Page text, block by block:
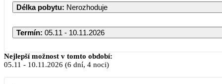
Délka pobytu: Nerozhoduje
Termín: 05.11 - 10.11.2026
Listopad 2026
PO ÚT ST ČT PÁ
Nejlepší možnost v tomto období:
05.11 - 10.11.2026 (6 dní, 4 noci)